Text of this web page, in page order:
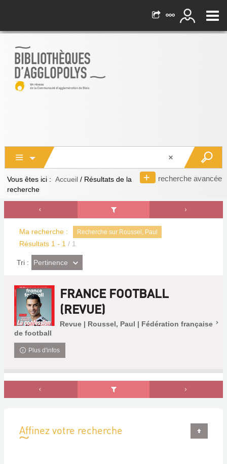
recherche avancée
Vous êtes ici : Accueil / Résultats de la
recherche
Ma recherche : Recherche sur Roussel, Paul
Résultats 1 - 1 / 1
Tri : (Effet
imédiat)
Pertinence
FRANCE FOOTBALL
(REVUE)
Revue | Roussel, Paul | Fédération française
de football
Plus d'infos
Affinez votre recherche